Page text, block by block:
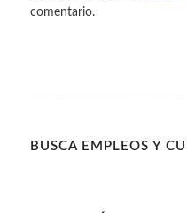
comentario.
BUSCA EMPLEOS Y